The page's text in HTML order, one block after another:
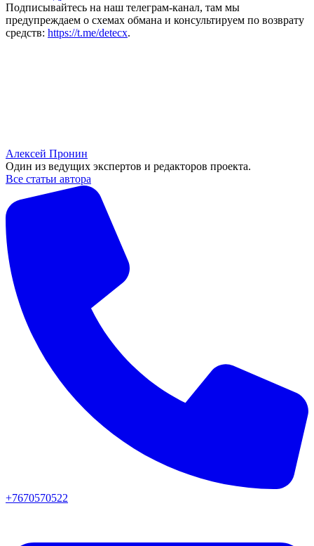
Подписывайтесь на наш телеграм-канал, там мы
предупреждаем о схемах обмана и консультируем по возврату
средств: https://t.me/detecx.
Алексей Пронин
Один из ведущих экспертов и редакторов проекта.
Все статьи автора
+7670570522